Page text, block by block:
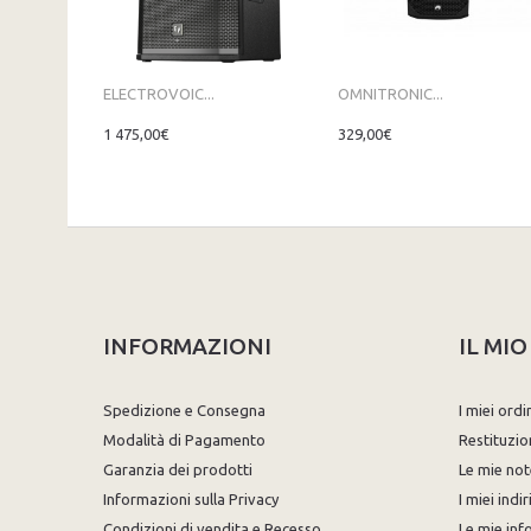
ELECTROVOIC...
1 475,00€
OMNITRONIC...
329,00€
INFORMAZIONI
Spedizione e Consegna
Modalità di Pagamento
Garanzia dei prodotti
Informazioni sulla Privacy
IL
I miei
Le mie
I miei